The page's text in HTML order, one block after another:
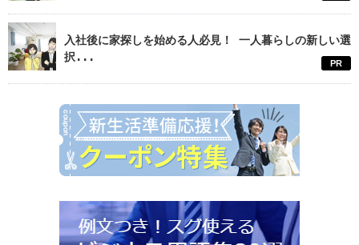
入社後に家探しを始める人必見！ 一人暮らしの新しい選
択...
PR